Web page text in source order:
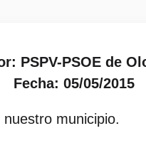
PSPV-PSOE de
Fecha: 05/05/2015
municipio.